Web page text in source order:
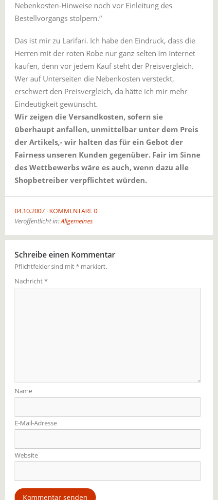
Nebenkosten-Hinweise noch vor Einleitung des
Bestellvorgangs stolpern.“
Das ist mir zu Larifari. Ich habe den Eindruck, dass die
Herren mit der roten Robe nur ganz selten im Internet
kaufen, denn vor jedem Kauf steht der Preisvergleich.
Wer auf Unterseiten die Nebenkosten versteckt,
erschwert den Preisvergleich, da hätte ich mir mehr
Eindeutigkeit gewünscht.
Wir zeigen die Versandkosten, sofern sie
überhaupt anfallen, unmittelbar unter dem Preis
der Artikels,- wir halten das für ein Gebot der
Fairness unseren Kunden gegenüber. Fair im Sinne
des Wettbewerbs wäre es auch, wenn dazu alle
Shopbetreiber verpflichtet würden.
04.10.2007 KOMMENTARE 0
Veröffentlicht in:Allgemeines
Schreibe einen Kommentar
Pflichtfelder sind mit* markiert.
Nachricht*
Name
E-Mail-Adresse
Website